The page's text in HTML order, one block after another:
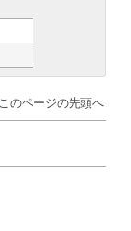
このページの先頭へ